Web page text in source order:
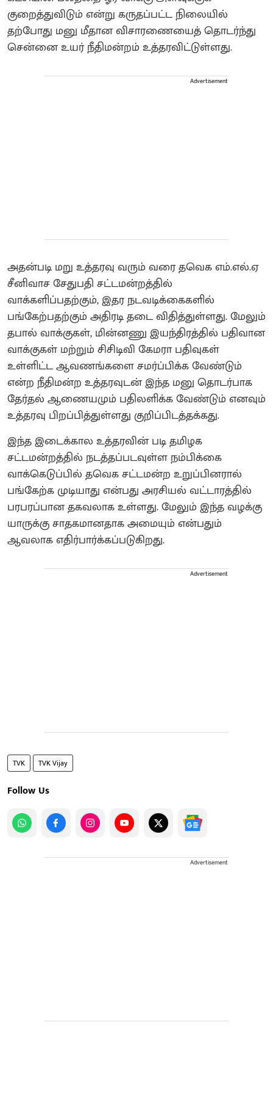
குறைத்துவிடும் என்று கருதப்பட்ட நிலையில்
தற்போது மனு மீதான விசாரணையைத் தொடர்ந்து
சென்னை உயர் நீதிமன்றம் உத்தரவிட்டுள்ளது.
Advertisement
அதன்படி மறு உத்தரவு வரும் வரை தவெக எம்.எல்.ஏ
சீனிவாச சேதுபதி சட்டமன்றத்தில்
வாக்களிப்பதற்கும், இதர நடவடிக்கைகளில்
பங்கேற்பதற்கும் அதிரடி தடை விதித்துள்ளது. மேலும்
தபால் வாக்குகள், மின்னணு இயந்திரத்தில் பதிவான
வாக்குகள் மற்றும் சிசிடிவி கேமரா பதிவுகள்
உள்ளிட்ட ஆவணங்களை சமர்ப்பிக்க வேண்டும்
என்ற நீதிமன்ற உத்தரவுடன் இந்த மனு தொடர்பாக
தேர்தல் ஆணையமும் பதிலளிக்க வேண்டும் எனவும்
உத்தரவு பிறப்பித்துள்ளது குறிப்பிடத்தக்கது.
இந்த இடைக்கால உத்தரவின் படி தமிழக
சட்டமன்றத்தில் நடத்தப்படவுள்ள நம்பிக்கை
வாக்கெடுப்பில் தவெக சட்டமன்ற உறுப்பினரால்
பங்கேற்க முடியாது என்பது அரசியல் வட்டாரத்தில்
பரபரப்பான தகவலாக உள்ளது. மேலும் இந்த வழக்கு
யாருக்கு சாதகமானதாக அமையும் என்பதும்
ஆவலாக எதிர்பார்க்கப்படுகிறது.
Advertisement
TVK TVK Vijay
Follow Us
Advertisement